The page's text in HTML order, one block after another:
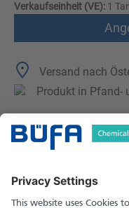
Verkaufseinheit (VE): 1
Versand nach
Produkt in Pfand-